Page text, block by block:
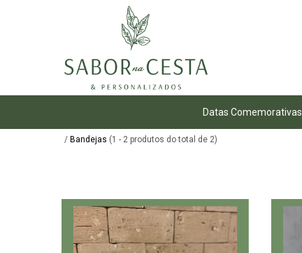
Datas Comemorativas
/ Bandejas (1 - 2 produtos do total de 2)